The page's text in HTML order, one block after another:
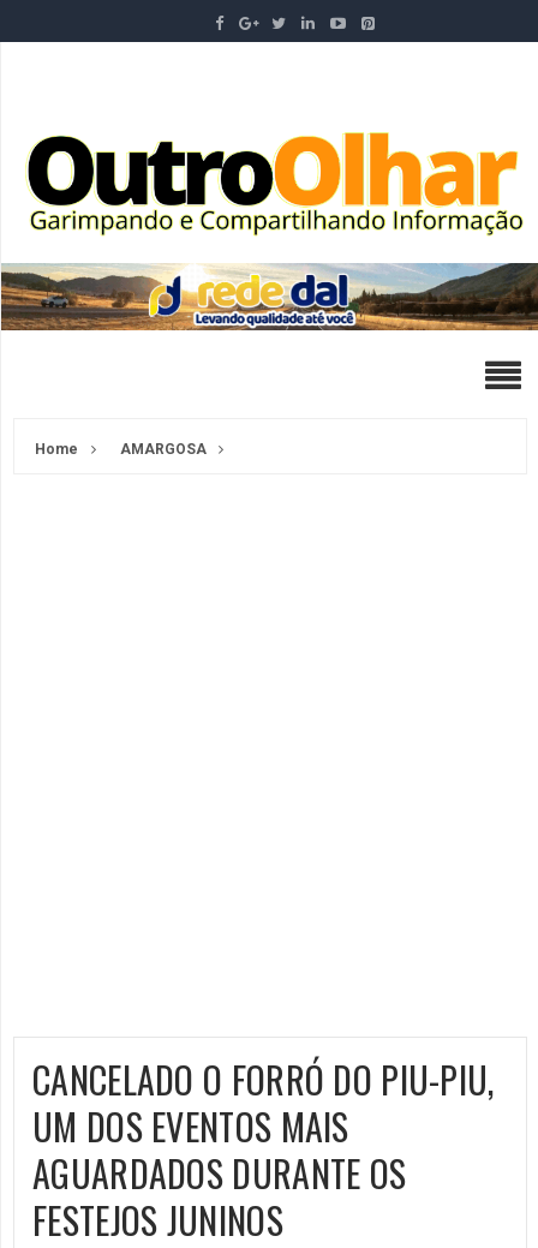
Home AMARGOSA
CANCELADO O FORRÓ DO PIU-PIU,
UM DOS EVENTOS MAIS
AGUARDADOS DURANTE OS
FESTEJOS JUNINOS